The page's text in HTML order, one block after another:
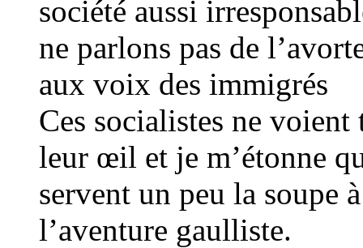
société aussi
ne parlons pas de
aux voix des immigrés
Ces socialistes ne
leur œil et je m’étonne
servent un peu la soupe
l’aventure gaulliste.